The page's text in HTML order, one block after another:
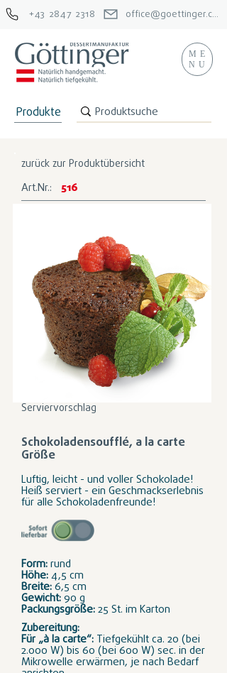
ME
NU
Produkte
+43 2847 2318 office@goettinger.com
zurück zur Produktübersicht
Art.Nr.: 516
Serviervorschlag
Schokoladensoufflé, a la carte
Größe
Luftig, leicht - und voller Schokolade!
Heiß serviert - ein Geschmackserlebnis
für alle Schokoladenfreunde!
Form:rund
Höhe:4,5 cm
Breite:6,5 cm
Gewicht:90 g
Packungsgröße:25 St. im Karton
Zubereitung:
Für „à la carte“: Tiefgekühlt ca. 20 (bei
2.000 W) bis 60 (bei 600 W) sec. in der
Mikrowelle erwärmen, je nach Bedarf